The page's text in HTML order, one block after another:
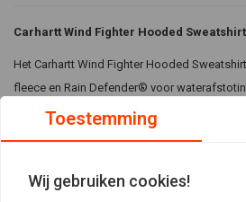
Carhartt Wind Fighter Hooded
Het Carhartt Wind Fighter Hooded
fleece en Rain Defender® voor
blijft onder zware omstandigheden. Met
Specificaties:
Toestemming
Wij gebruiken cookies!